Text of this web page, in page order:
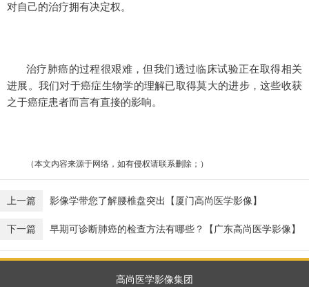
对自己的治疗拥有决定权。
治疗 肺癌的过程很艰难，但我们透过临床试验正在取得相关
进展。我们对于癌症生物学的理解已取得莫大的进步，这些收获
之于癌症患者而言有直接的影响。
（本文内容来源于网络，如有侵权请联系删除；）
上一篇 影像学带您了解腰椎盘突出【厦门高尚医学影像】
下一篇 早期可诊断肺癌的检查方法有哪些？【广东高尚医学影像】
高尚医学影像集团